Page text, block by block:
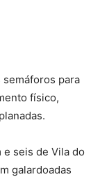
semáforos para
físico,
e seis de Vila do
galardoadas